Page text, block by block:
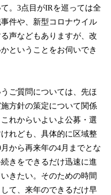
。3点目がIRを巡っては全
件や、新型コロナウイル
声などもありますが、改
ということをお伺いでき
ご質問については、先ほ
方針の策定について関係
れからいよいよ公募・選
れども、具体的に区域整
から再来年の4月までとな
きをできるだけ迅速に進
きたい。そのための時間
て、来年のできるだけ早